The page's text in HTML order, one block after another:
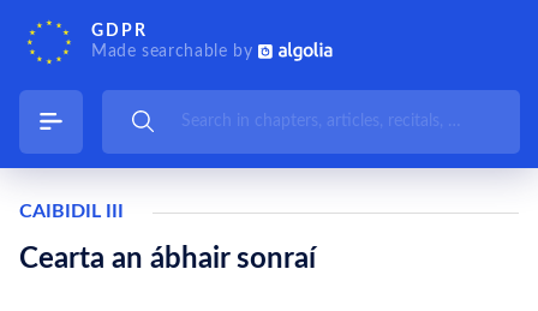
GDPR
Made searchable by
CAIBIDIL III
Cearta an ábhair sonraí